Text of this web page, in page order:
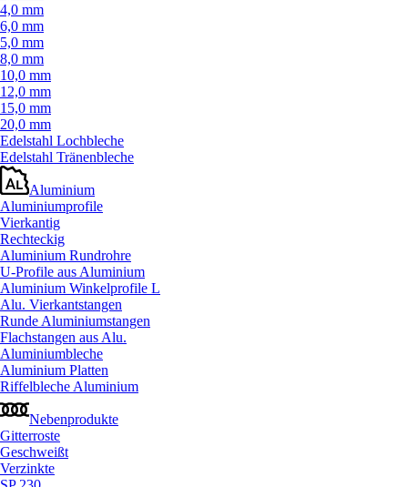
4,0 mm
6,0 mm
5,0 mm
8,0 mm
10,0 mm
12,0 mm
15,0 mm
20,0 mm
Edelstahl Lochbleche
Edelstahl Tränenbleche
Aluminium
Aluminiumprofile
Vierkantig
Rechteckig
Aluminium Rundrohre
U-Profile aus Aluminium
Aluminium Winkelprofile L
Alu. Vierkantstangen
Runde Aluminiumstangen
Flachstangen aus Alu.
Aluminiumbleche
Aluminium Platten
Riffelbleche Aluminium
Nebenprodukte
Gitterroste
Geschweißt
Verzinkte